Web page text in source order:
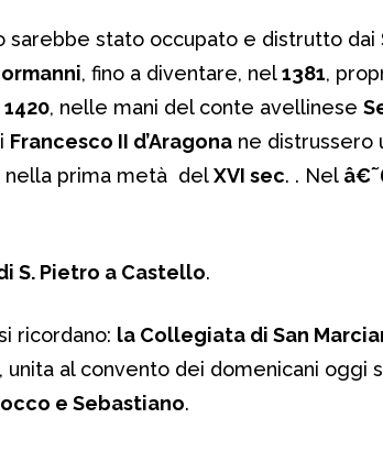
sarebbe stato occupato e distrutto dai
, fino a diventare, nel1381,
1420, nelle mani del conte avellinese
Francesco II d’Aragona ne distrussero
nella prima metà delXVI sec. . Nel
S. Pietro a Castello.
ricordano: la Collegiata di San
, unita al convento dei domenicani oggi
e Sebastiano.